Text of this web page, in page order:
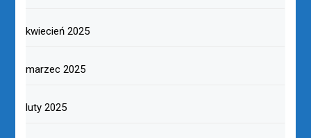
kwiecień 2025
marzec 2025
luty 2025